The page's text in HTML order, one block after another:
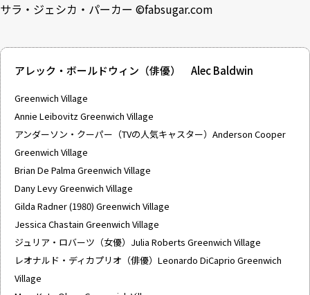
サラ・ジェシカ・パーカー ©fabsugar.com
アレック・ボールドウィン（俳優） Alec Baldwin
Greenwich Village
Annie Leibovitz Greenwich Village
アンダーソン・クーパー（TVの人気キャスター）Anderson Cooper
Greenwich Village
Brian De Palma Greenwich Village
Dany Levy Greenwich Village
Gilda Radner (1980) Greenwich Village
Jessica Chastain Greenwich Village
ジュリア・ロバーツ（女優）Julia Roberts Greenwich Village
レオナルド・ディカプリオ（俳優）Leonardo DiCaprio Greenwich
Village